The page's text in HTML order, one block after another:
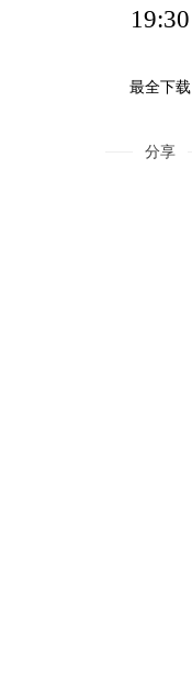
19:30
最全下载
分享